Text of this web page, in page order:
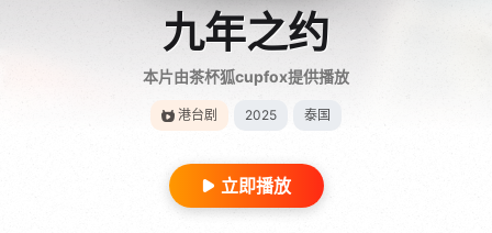
九年之约
本片由茶杯狐cupfox提供播放
港台剧 2025 泰国
立即播放